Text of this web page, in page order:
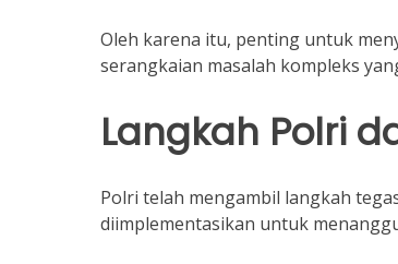
Oleh karena itu, penting untuk
serangkaian masalah kompleks
Langkah Polri
Polri telah mengambil langkah
diimplementasikan untuk